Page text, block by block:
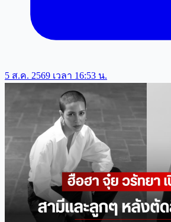
5 ส.ค. 2569 เวลา 16:53 น.